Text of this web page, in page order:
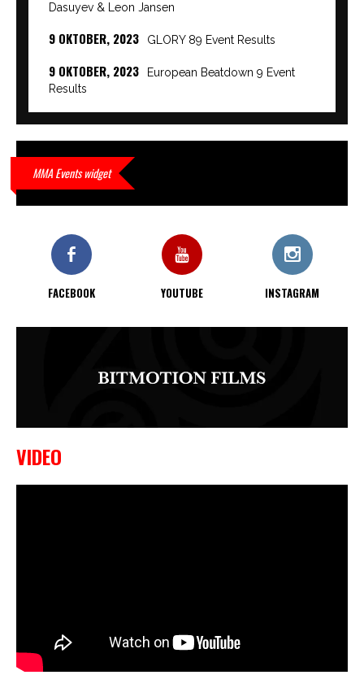
Dasuyev & Leon Jansen
9 OKTOBER, 2023 GLORY 89 Event Results
9 OKTOBER, 2023
European Beatdown 9 Event
Results
9 OKTOBER, 2023
waar hij van gemaakt is…
KO bij CWA Lowlands 7
MMA Events widget
FACEBOOK YOUTUBE INSTAGRAM
VIDEO